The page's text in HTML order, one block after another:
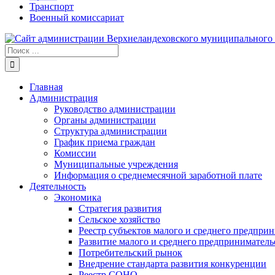
Транспорт
Военный комиссариат
Результат
поиска:
Главная
Администрация
Руководство администрации
Органы администрации
Структура администрации
График приема граждан
Комиссии
Муниципальные учреждения
Информация о среднемесячной заработной плате
Деятельность
Экономика
Стратегия развития
Сельское хозяйство
Реестр субъектов малого и среднего
Развитие малого и среднего
Потребительский рынок
Внедрение стандарта развития конкуренции